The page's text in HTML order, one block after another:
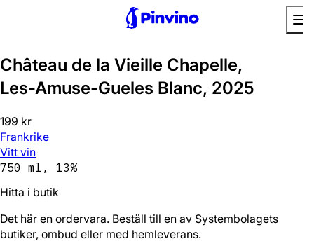
Château de la Vieille Chapelle,
Les-Amuse-Gueles Blanc, 2025
199 kr
Frankrike
Vitt vin
750 ml, 13%
Hitta i butik
Det här en ordervara. Beställ till en av Systembolagets
butiker, ombud eller med hemleverans.